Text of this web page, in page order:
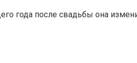
года после свадьбы она